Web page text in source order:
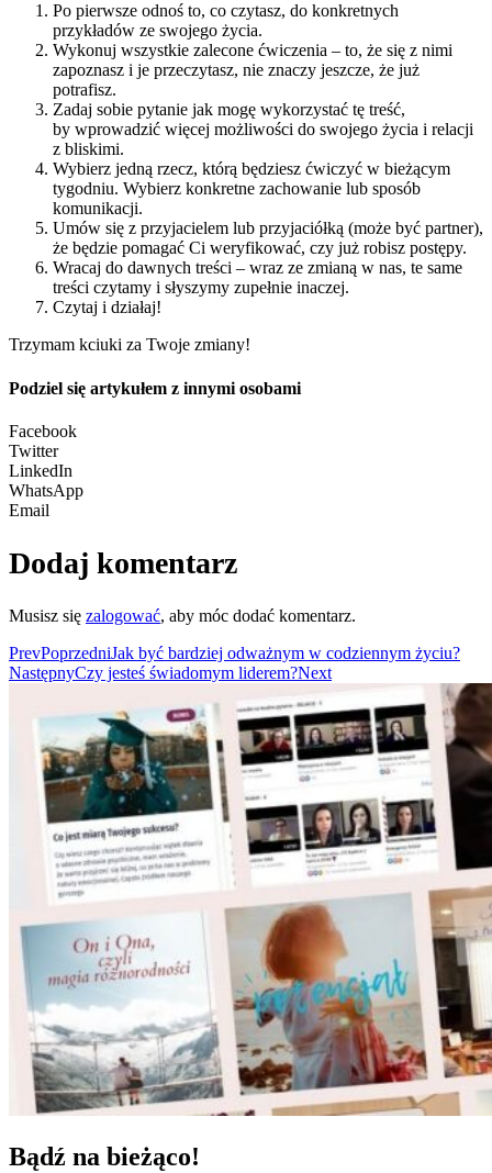
Po pierwsze odnoś to, co czytasz, do konkretnych
przykładów ze swojego życia.
Wykonuj wszystkie zalecone ćwiczenia – to, że się z nimi
zapoznasz i je przeczytasz, nie znaczy jeszcze, że już
potrafisz.
Zadaj sobie pytanie jak mogę wykorzystać tę treść,
by wprowadzić więcej możliwości do swojego życia i relacji
z bliskimi.
Wybierz jedną rzecz, którą będziesz ćwiczyć w bieżącym
tygodniu. Wybierz konkretne zachowanie lub sposób
komunikacji.
Umów się z przyjacielem lub przyjaciółką (może być partner),
że będzie pomagać Ci weryfikować, czy już robisz postępy.
Wracaj do dawnych treści – wraz ze zmianą w nas, te same
treści czytamy i słyszymy zupełnie inaczej.
Czytaj i działaj!
Trzymam kciuki za Twoje zmiany!
Podziel się artykułem z innymi osobami
Facebook
Twitter
LinkedIn
WhatsApp
Email
Dodaj komentarz
Musisz się zalogować, aby móc dodać komentarz.
PrevPoprzedniJak być bardziej odważnym w codziennym życiu?
NastępnyCzy jesteś świadomym liderem?Next
Bądź na bieżąco!